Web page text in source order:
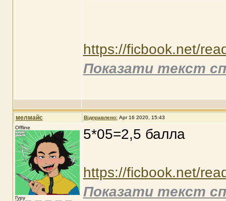
https://ficbook.net/
Показати текст
мелмайс Відправлено: Apr 16 2020, 15:43
Offline
Гуру
5*05=2,5 балла
https://ficbook.net/
Показати текст